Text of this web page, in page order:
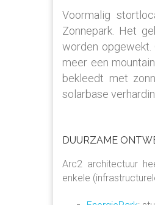
Voormalig
Zonnepark. Het
worden
meer een
bekleedt met
solarbase
DUURZAME
Arc2 architectuur
enkele